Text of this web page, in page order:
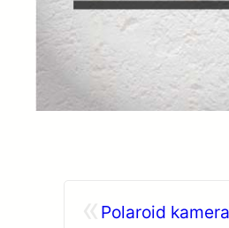
Polaroid